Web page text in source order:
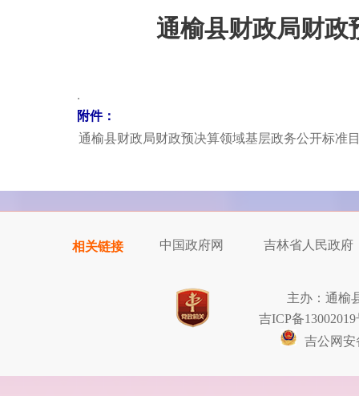
通榆县财政局财政
.
附件：
通榆县财政局财政预决算领域基层政务公开标准
相关链接 中国政府网 吉林省人民政府
主办：通榆
吉ICP备13002019
吉公网安